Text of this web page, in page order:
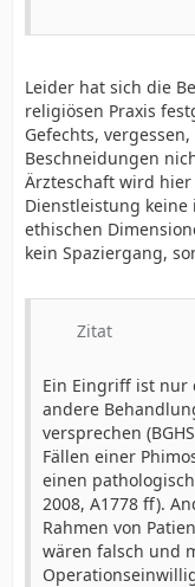
Leider hat sich die
religiösen Praxis
Gefechts,
Beschneidungen
Ärzteschaft wird
Dienstleistung keine
ethischen
kein Spaziergang,
Zitat
Ein Eingriff ist nur
andere
versprechen
Fällen einer
einen
2008, A1778 ff).
Rahmen von
wären falsch und